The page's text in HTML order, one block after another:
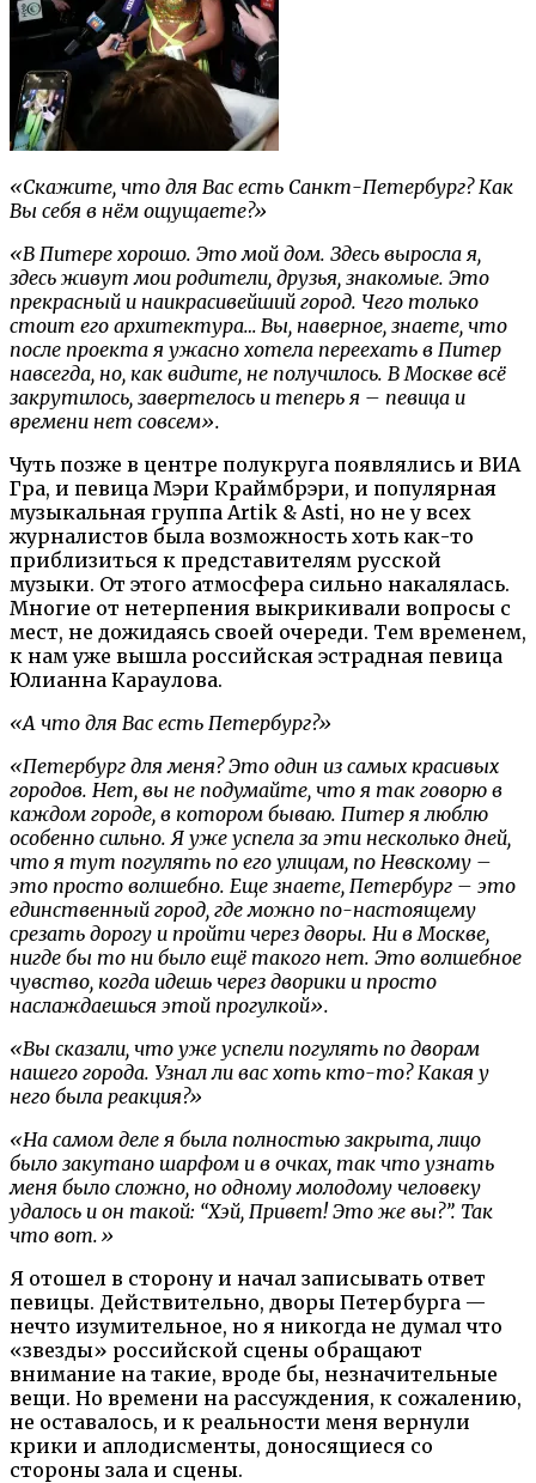
«Скажите, что для Вас есть Санкт-Петербург? Как
Вы себя в нём ощущаете?»
«В Питере хорошо. Это мой дом. Здесь выросла я,
здесь живут мои родители, друзья, знакомые. Это
прекрасный и наикрасивейший город. Чего только
стоит его архитектура… Вы, наверное, знаете, что
после проекта я ужасно хотела переехать в Питер
навсегда, но, как видите, не получилось. В Москве всё
закрутилось, завертелось и теперь я – певица и
времени нет совсем».
Чуть позже в центре полукруга появлялись и ВИА
Гра, и певица Мэри Краймбрэри, и популярная
музыкальная группа Artik & Asti, но не у всех
журналистов была возможность хоть как-то
приблизиться к представителям русской
музыки. От этого атмосфера сильно накалялась.
Многие от нетерпения выкрикивали вопросы с
мест, не дожидаясь своей очереди. Тем временем,
к нам уже вышла российская эстрадная певица
Юлианна Караулова.
«А что для Вас есть Петербург?»
«Петербург для меня? Это один из самых красивых
городов. Нет, вы не подумайте, что я так говорю в
каждом городе, в котором бываю. Питер я люблю
особенно сильно. Я уже успела за эти несколько дней,
что я тут погулять по его улицам, по Невскому –
это просто волшебно. Еще знаете, Петербург – это
единственный город, где можно по-настоящему
срезать дорогу и пройти через дворы. Ни в Москве,
нигде бы то ни было ещё такого нет. Это волшебное
чувство, когда идешь через дворики и просто
наслаждаешься этой прогулкой».
«Вы сказали, что уже успели погулять по дворам
нашего города. Узнал ли вас хоть кто-то? Какая у
него была реакция?»
«На самом деле я была полностью закрыта, лицо
было закутано шарфом и в очках, так что узнать
меня было сложно, но одному молодому человеку
удалось и он такой: “Хэй, Привет! Это же вы?”. Так
что вот.»
Я отошел в сторону и начал записывать ответ
певицы. Действительно, дворы Петербурга —
нечто изумительное, но я никогда не думал что
«звезды» российской сцены обращают
внимание на такие, вроде бы, незначительные
вещи. Но времени на рассуждения, к сожалению,
не оставалось, и к реальности меня вернули
крики и аплодисменты, доносящиеся со
стороны зала и сцены.